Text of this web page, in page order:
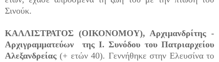
Σινούκ.
ΚΑΛΛΙΣΤΡΑΤΟΣ (ΟΙΚΟΝΟΜΟΥ), Αρχιμανδρίτης -
Αρχιγραμματεύων της Ι. Συνόδου του Πατριαρχείου
Αλεξανδρείας (+ ετών 40). Γεννήθηκε στην Ελευσίνα το